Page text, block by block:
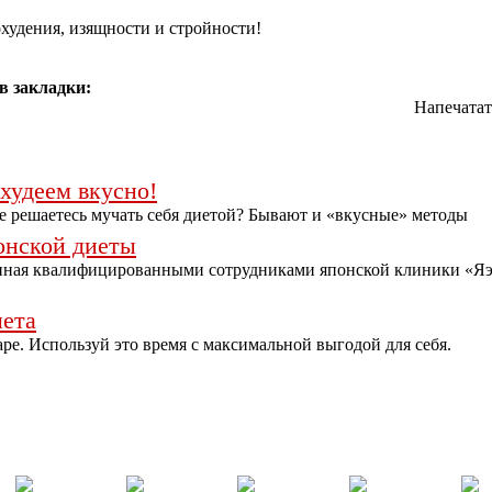
изящности и стройности!
закладки:
вкусно!
решаетесь мучать себя диетой? Бывают и «вкусные» методы
диеты
квалифицированными сотрудниками японской клиники
Используй это время с максимальной выгодой для себя.